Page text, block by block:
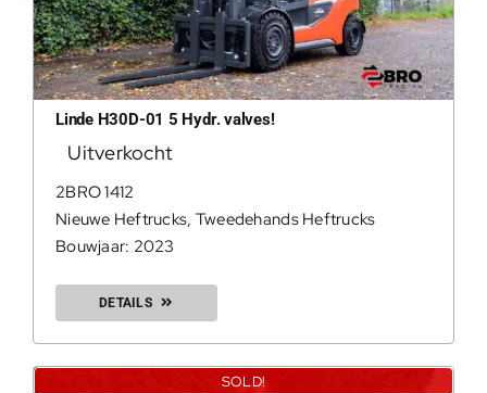
Linde H30D-01 5 Hydr. valves!
Uitverkocht
2BRO 1412
Nieuwe Heftrucks, Tweedehands Heftrucks
Bouwjaar: 2023
DETAILS
SOLD!